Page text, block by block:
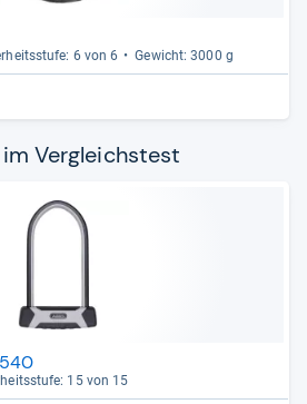
6 von 6 Gewicht: 3000 g
Vergleichstest
15 von 15